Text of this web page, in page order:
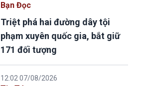
Bạn Đọc
Triệt phá hai đường dây tội
phạm xuyên quốc gia, bắt giữ
171 đối tượng
12:02 07/08/2026